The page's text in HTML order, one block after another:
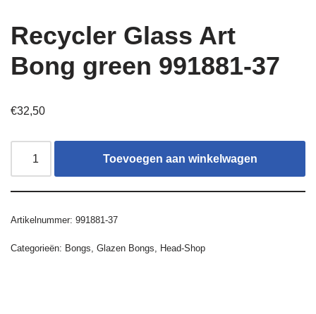
Recycler Glass Art
Bong green 991881-37
€32,50
Toevoegen aan winkelwagen
Artikelnummer: 991881-37
Categorieën: Bongs, Glazen Bongs, Head-Shop